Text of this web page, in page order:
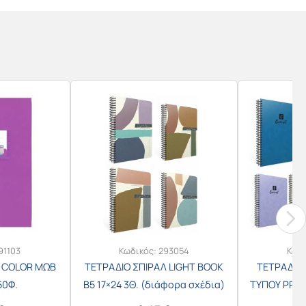
ΜΩΒ
Κωδικός: 293054
ΤΕΤΡΑΔΙΟ ΣΠΙΡΑΛ LIGHT BOOK
Β5 17×24 3Θ. (διάφορα σχέδια)
ΤΕΤΡΑΔΙΟ
ΤΥΠΟΥ